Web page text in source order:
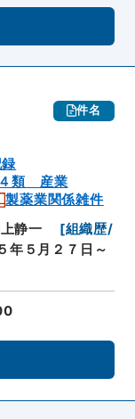
件名
４類 産業
製薬業関係雑件
静一 [組織歴/
年５月２７日～